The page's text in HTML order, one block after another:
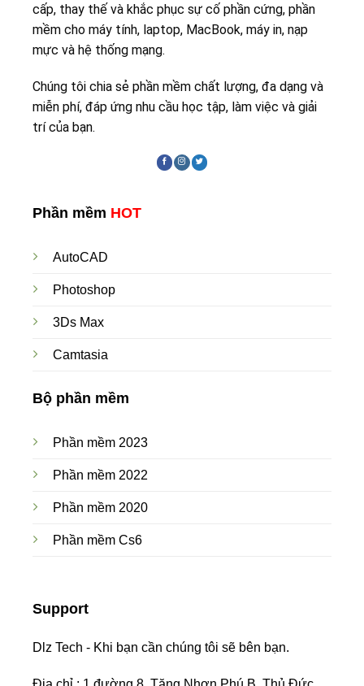
cấp, thay thế và khắc phục sự cố phần cứng, phần
mềm cho máy tính, laptop, MacBook, máy in, nạp
mực và hệ thống mạng.
Chúng tôi chia sẻ phần mềm chất lượng, đa dạng và
miễn phí, đáp ứng nhu cầu học tập, làm việc và giải
trí của bạn.
Phần mềm HOT
AutoCAD
Photoshop
3Ds Max
Camtasia
Bộ phần mềm
Phần mềm 2023
Phần mềm 2022
Phần mềm 2020
Phần mềm Cs6
Support
Dlz Tech - Khi bạn cần chúng tôi sẽ bên bạn.